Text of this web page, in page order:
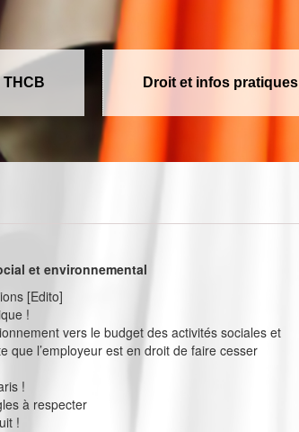
THCB Droit et infos pratiques
et environnemental
[Edito]
!
vers le budget des activités sociales et
que l’employeur est en droit de faire cesser
!
à respecter
!